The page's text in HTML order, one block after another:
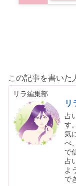
この記事を書いた
リラ編集部
リ
占
す。
気
べ
で
占
よ
で